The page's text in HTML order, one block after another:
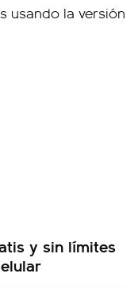
y sin límites